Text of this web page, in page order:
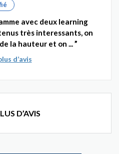
avec deux learning
très interessants, on
la hauteur et on ...
d’avis
D’AVIS